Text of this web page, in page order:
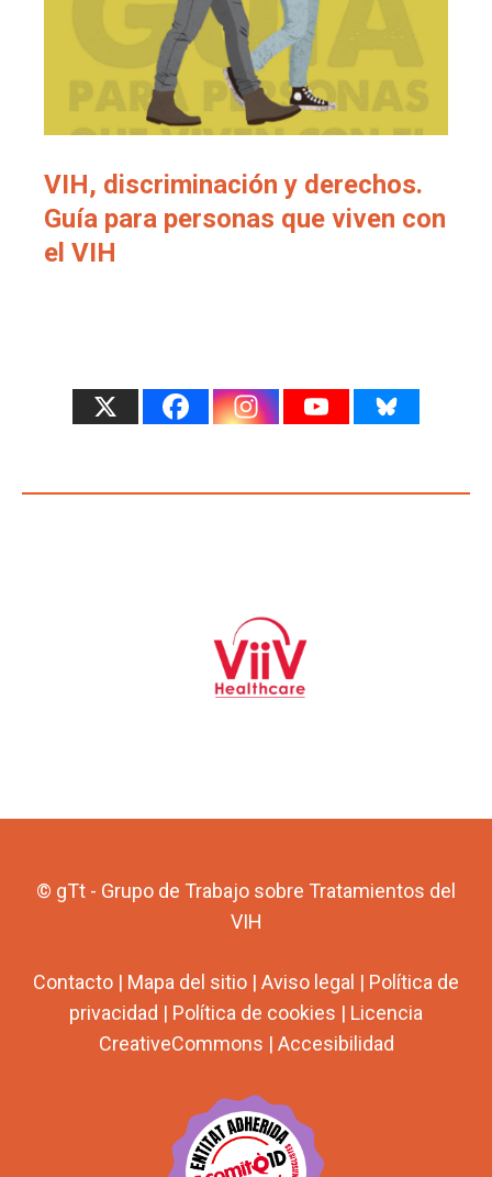
VIH, discriminación y derechos.
Guía para personas que viven con
el VIH
© gTt - Grupo de Trabajo sobre Tratamientos del
VIH
Contacto | Mapa del sitio | Aviso legal | Política de
privacidad | Política de cookies | Licencia
CreativeCommons | Accesibilidad